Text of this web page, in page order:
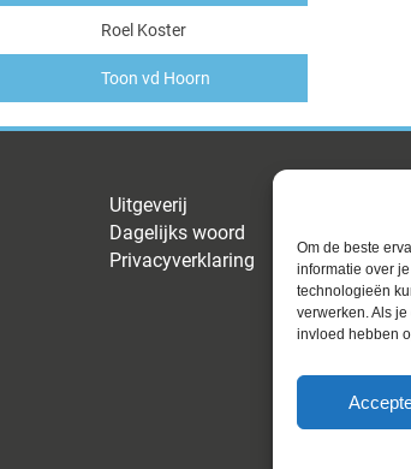
Om de beste
informatie over
technologieën
verwerken. Als
invloed hebben
Roel Koster
Toon vd Hoorn
Uitgeverij
Dagelijks woord
Privacyverklaring